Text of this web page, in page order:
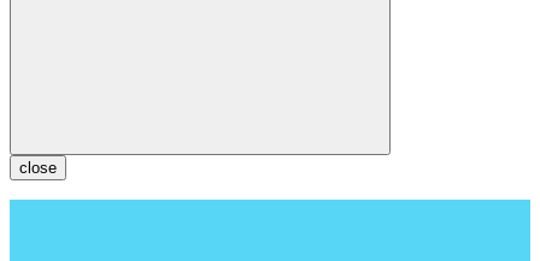
close